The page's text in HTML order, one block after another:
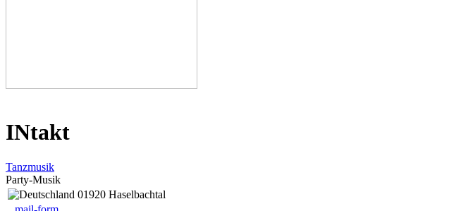
INtakt
Tanzmusik
Party-Musik
01920 Haselbachtal